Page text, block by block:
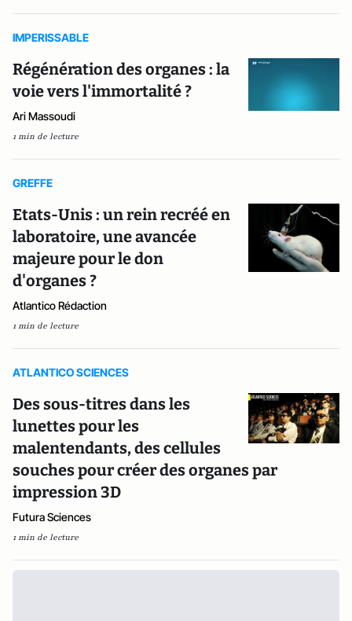
IMPERISSABLE
Régénération des organes : la
voie vers l'immortalité ?
Ari Massoudi
1 min de lecture
GREFFE
Etats-Unis : un rein recréé en
laboratoire, une avancée
majeure pour le don
d'organes ?
Atlantico Rédaction
1 min de lecture
ATLANTICO SCIENCES
Des sous-titres dans les
lunettes pour les
malentendants, des cellules
souches pour créer des organes par
impression 3D
Futura Sciences
1 min de lecture